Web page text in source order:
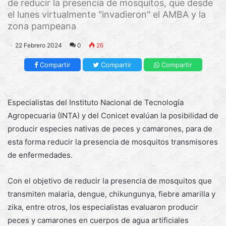
de reducir la presencia de mosquitos, que desde
el lunes virtualmente "invadieron" el AMBA y la
zona pampeana
22 Febrero 2024 0 26
Compartir Compartir Compartir
Especialistas del Instituto Nacional de Tecnología
Agropecuaria (INTA) y del Conicet evalúan la posibilidad de
producir especies nativas de peces y camarones, para de
esta forma reducir la presencia de mosquitos transmisores
de enfermedades.
Con el objetivo de reducir la presencia de mosquitos que
transmiten malaria, dengue, chikungunya, fiebre amarilla y
zika, entre otros, los especialistas evaluaron producir
peces y camarones en cuerpos de agua artificiales